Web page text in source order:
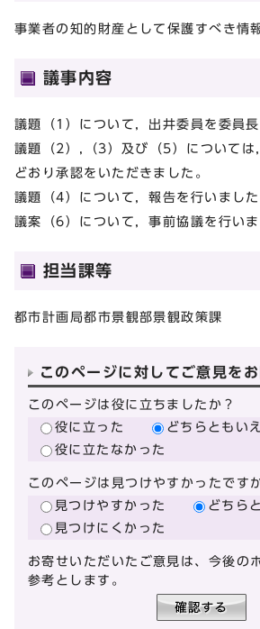
事業者の知的財産として保護すべき情
議事内容
議題（1）について，出井委員を委員長
議題（2）,（3）及び（5）については
どおり承認をいただきました。
議題（4）について，報告を行いました
議案（6）について，事前協議を行いま
担当課等
都市計画局都市景観部景観政策課
このページに対してご意見を
このページは役に立ちましたか？
役に立った
どちらともい
役に立たなかった
このページは見つけやすかったです
見つけやすかった
どちら
見つけにくかった
お寄せいただいたご意見は、今後の
参考とします。